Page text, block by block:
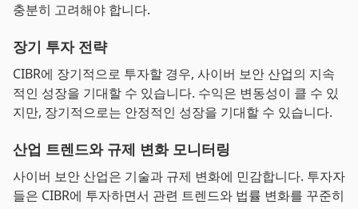
충분히 고려해야 합니다.
장기 투자 전략
CIBR에 장기적으로 투자할 경우, 사이버 보안 산업의 지속
적인 성장을 기대할 수 있습니다. 수익은 변동성이 클 수 있
지만, 장기적으로는 안정적인 성장을 기대할 수 있습니다.
산업 트렌드와 규제 변화 모니터링
사이버 보안 산업은 기술과 규제 변화에 민감합니다. 투자자
들은 CIBR에 투자하면서 관련 트렌드와 법률 변화를 꾸준히